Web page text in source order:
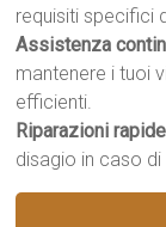
requisiti specifici
Assistenza
mantenere i tuoi
efficienti.
Riparazioni
disagio in caso